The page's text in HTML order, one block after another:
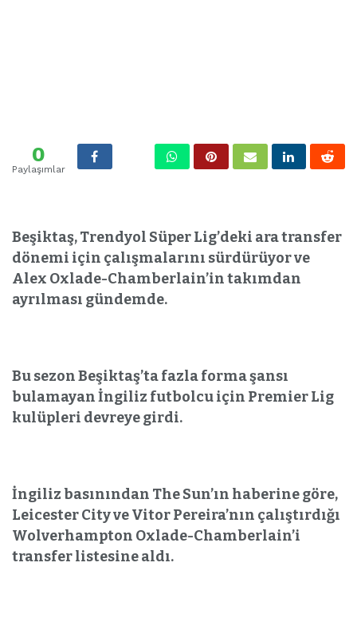
0
Paylaşımlar
Beşiktaş, Trendyol Süper Lig’deki ara transfer
dönemi için çalışmalarını sürdürüyor ve
Alex Oxlade-Chamberlain’in takımdan
ayrılması gündemde.
Bu sezon Beşiktaş’ta fazla forma şansı
bulamayan İngiliz futbolcu için Premier Lig
kulüpleri devreye girdi.
İngiliz basınından The Sun’ın haberine göre,
Leicester City ve Vitor Pereira’nın çalıştırdığı
Wolverhampton Oxlade-Chamberlain’i
transfer listesine aldı.